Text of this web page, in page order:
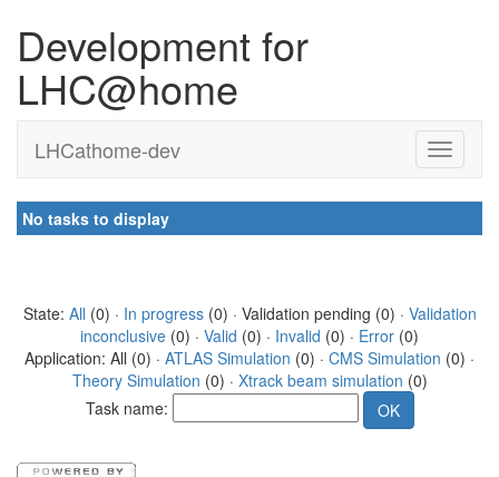
Development for
LHC@home
LHCathome-dev
No tasks to display
State: All (0) · In progress(0) · Validation pending (0) · Validation
inconclusive (0) · Valid (0) · Invalid (0) · Error (0)
Application: All (0) · ATLAS Simulation (0) · CMS Simulation (0) ·
Theory Simulation (0) · Xtrack beam simulation (0)
Task name: